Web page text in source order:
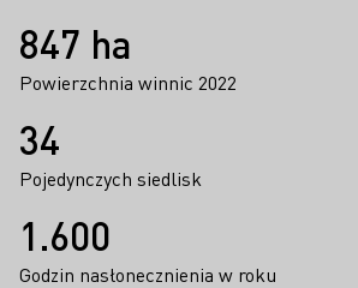
Fakty
847 ha
Powierzchnia winnic 2022
34
Pojedynczych siedlisk
1.600
Godzin nasłonecznienia w roku